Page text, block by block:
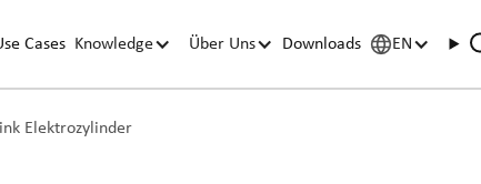
Cases Knowledge Über Uns Downloads EN
Elektrozylinder